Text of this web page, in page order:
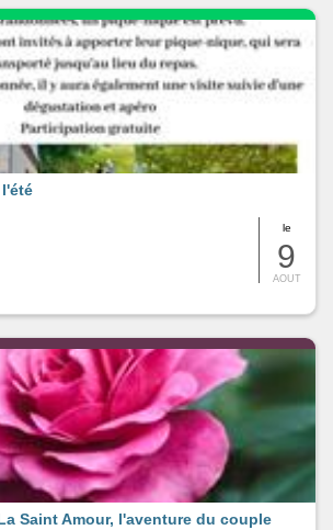
le
9
AOUT
Saint Amour, l'aventure du couple